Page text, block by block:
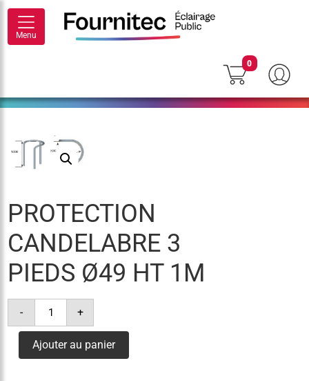
Menu
0
PROTECTION
CANDELABRE 3
PIEDS Ø49 HT 1M
-
quantité
protection
3
pieds
+
Ajouter au panier